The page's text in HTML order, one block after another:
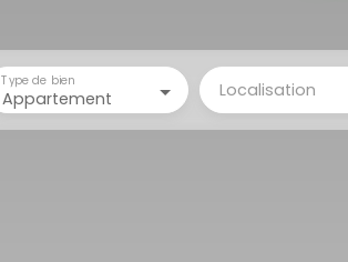
Appartement
Type de bien Localisation